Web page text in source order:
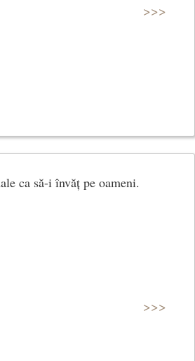
>>>
ca să-i învăț pe oameni.
>>>